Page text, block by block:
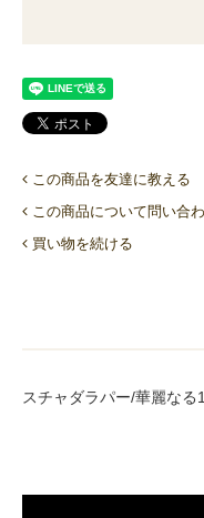
この商品を友達に教える
この商品について問い合
買い物を続ける
スチャダラパー/華麗な